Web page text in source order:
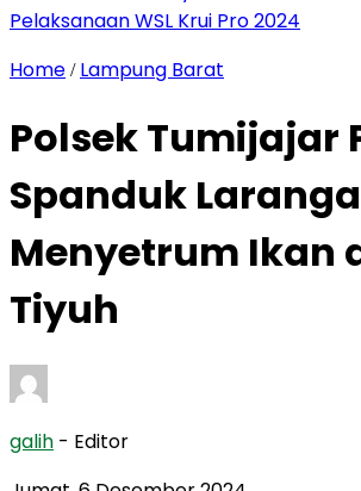
Pelaksanaan WSL Krui Pro 2024
Home / Lampung Barat
Polsek Tumijajar
Spanduk
Menyetrum Ikan
Tiyuh
galih - Editor